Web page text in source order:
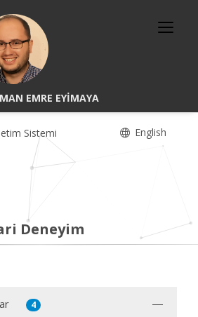
EMRE EYİMAYA
Sistemi English
Deneyim
4